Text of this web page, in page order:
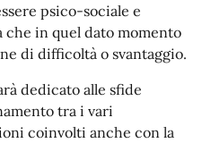
psico-sociale e
che in quel dato momento
di difficoltà o svantaggio.
dedicato alle sfide
tra i vari
coinvolti anche con la